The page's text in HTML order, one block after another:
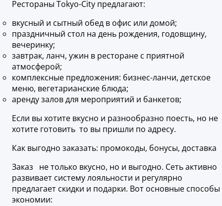
Рестораны Tokyo-City предлагают:
вкусный и сытный обед в офис или домой;
праздничный стол на день рождения, годовщину,
вечеринку;
завтрак, ланч, ужин в ресторане с приятной
атмосферой;
комплексные предложения: бизнес-ланчи, детское
меню, вегетарианские блюда;
аренду залов для мероприятий и банкетов;
Если вы хотите вкусно и разнообразно поесть, но не
хотите готовить то вы пришли по адресу.
Как выгодно заказать: промокоды, бонусы, доставка
Заказ не только вкусно, но и выгодно. Сеть активно
развивает систему лояльности и регулярно
предлагает скидки и подарки. Вот основные способы
экономии: